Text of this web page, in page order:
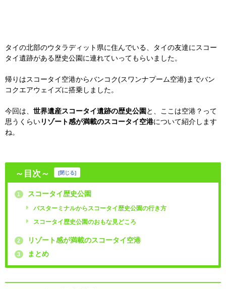
タイの北部のウタラディット県に住んでいる、タイの友達にスコー
タイ遺跡がある歴史公園に連れていってもらいました。
帰りはスコータイ空港からバンコク(スワンナプーム空港)までバン
コクエアウェイズに搭乗しました。
今回は、 世界遺産スコータイ遺跡の歴史公園 と、ここは空港？って
思うくらい リゾート感が満載のスコータイ空港について紹介します
ね。
～目次～ [閉じる]
1 スコータイ歴史公園
バスターミナルからスコータイ歴史公園の行き方
スコータイ歴史公園のおもな見どころ
2 リゾート感が満載のスコータイ空港
3 まとめ